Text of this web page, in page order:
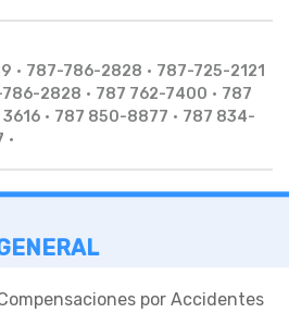
• 787-786-2828 • 787-725-2121
2828 • 787 762-7400 • 787
3616 • 787 850-8877 • 787 834-
•
por Accidentes